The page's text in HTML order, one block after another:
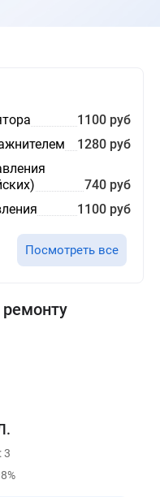
1100 руб
1280 руб
740 руб
1100 руб
Посмотреть все
3